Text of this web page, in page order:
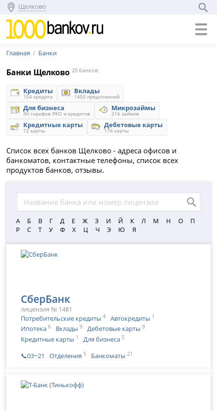
Щелково
Главная Банки
Банки Щелково 20 банков
Кредиты
154 кредита
Вклады
1450 предложений
Для бизнеса
90 тарифов РКО и кредитов
Микрозаймы
216 займов
Кредитные карты
72 карты
Дебетовые карты
174 карты
Список всех банков Щелково - адреса офисов и
банкоматов, контактные телефоны, список всех
продуктов банков, отзывы.
А Б В Г Д Е Ж З И Й К Л М Н О
П
Р
С Т У Ф Х Ц Ч Э Ю Я
СберБанк
лицензия № 1481
Потребительские кредиты 4 Автокредиты 1
Ипотека 6 Вклады 9 Дебетовые карты 9
Кредитные карты 1 Для бизнеса 5
📞03‒21 Отделения 5 Банкоматы 21